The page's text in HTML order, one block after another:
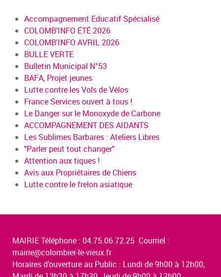
Accompagnement Educatif Spécialisé
COLOMB'INFO ÉTÉ 2026
COLOMB'INFO AVRIL 2026
BULLE VERTE
Bulletin Municipal N°53
BAFA, Projet jeunes
Lutte contre les Vols de Vélos
France Services ouvert à tous !
Le Danger sur le Monoxyde de Carbone
ACCOMPAGNEMENT DES AIDANTS
Les Sublimes Barbares : Ateliers Libres
"Parler peut tout changer"
Attention aux tiques !
Avis aux Propriétaires de Chiens
Lutte contre le frelon asiatique
MAIRIE Téléphone : 04.75.06.72.25 Courriel :
mairie@colombier-le-vieux.fr
Horaires d’ouverture au Public : Lundi de 9h00 à 12h00,